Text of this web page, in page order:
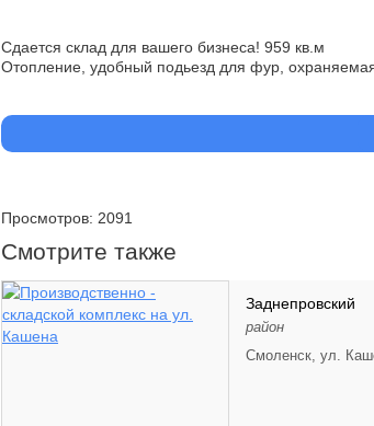
Сдается склад для вашего бизнеса! 959 кв.м
Отопление, удобный подьезд для фур,
Просмотров: 2091
Смотрите также
Заднепровский
район
Смоленск, ул.